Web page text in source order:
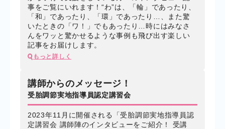
事をご覧にいれます！“わ”は、「輪」であったり、
「和」であったり、「環」であったり…、また驚
いたときの「ワ！」でもあったり…時にはみなさ
んをワッと驚かせるような事例も飛び出す楽しい
記事をお届けします。
もっと詳しく
講師からのメッセージ！
受胎調節実地指導員認定講習会
2023年11月に開催される「受胎調節実地指導員認
定講習会 講師陣のインタビューをご紹介！ 受講